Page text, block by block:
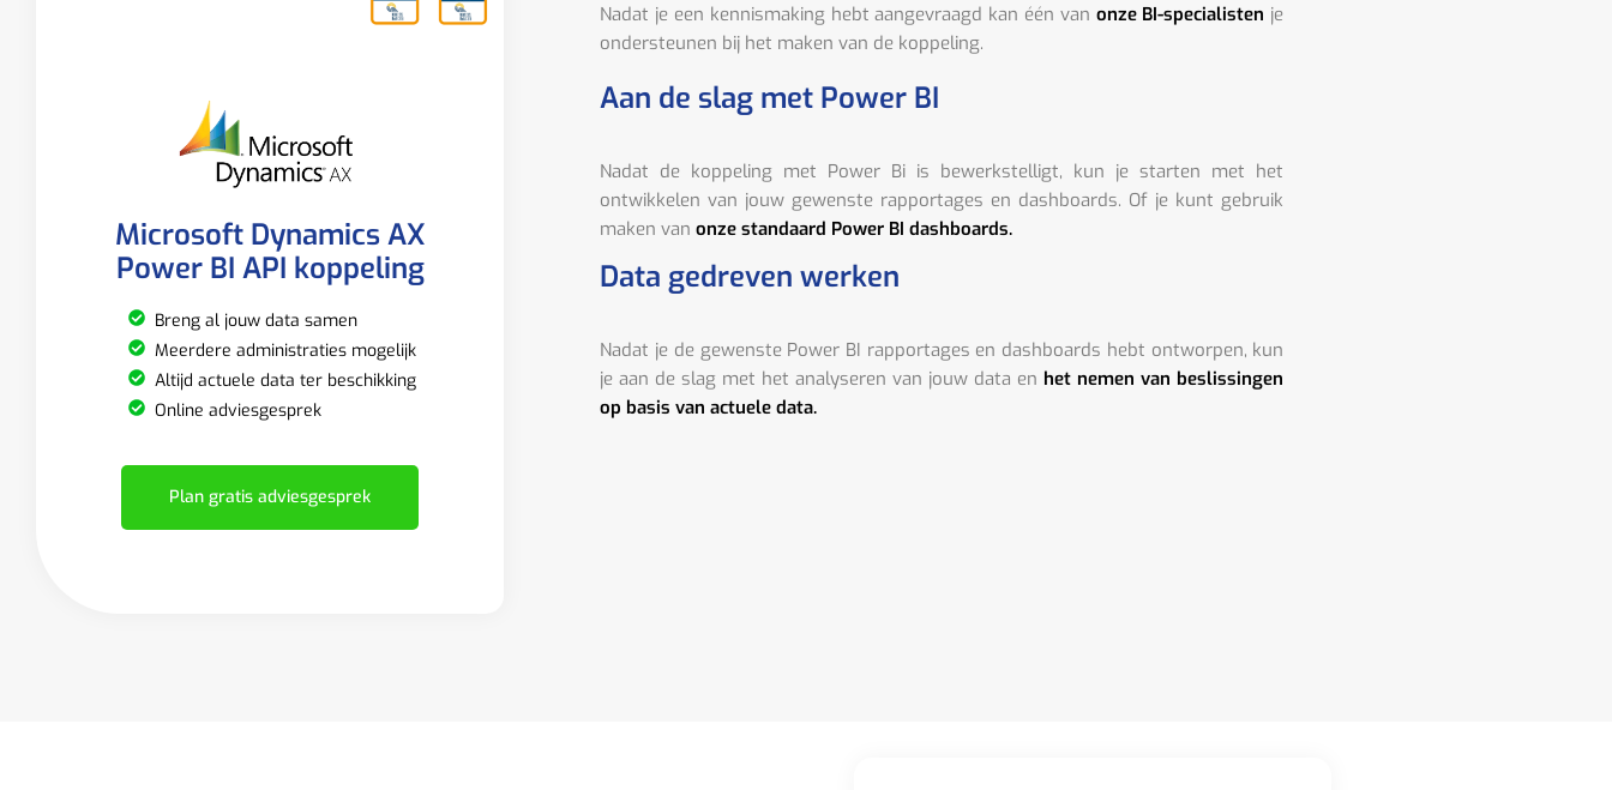
Microsoft Dynamics AX
Power BI API koppeling
Breng al jouw data samen
Meerdere administraties mogelijk
Altijd actuele data ter beschikking
Online adviesgesprek
Plan gratis adviesgesprek
Nadat je een kennismaking hebt aangevraagd kan één van onze BI-specialisten je
ondersteunen bij het maken van de koppeling.
Aan de slag met Power BI
Nadat de koppeling met Power Bi is bewerkstelligt, kun je starten met het
ontwikkelen van jouw gewenste rapportages en dashboards. Of je kunt gebruik
maken van onze standaard Power BI dashboards.
Data gedreven werken
Nadat je de gewenste Power BI rapportages en dashboards hebt ontworpen, kun
je aan de slag met het analyseren van jouw data en het nemen van beslissingen
op basis van actuele data.